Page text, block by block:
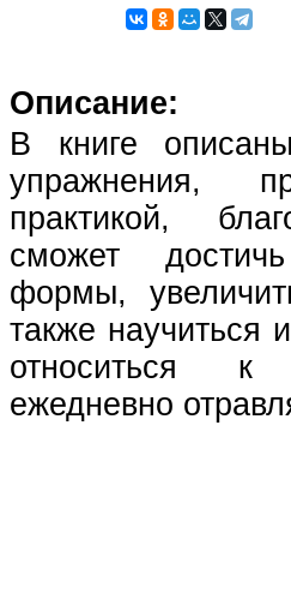
Описание:
В книге
упражнения,
практикой,
сможет
формы,
также научиться
относиться к
ежедневно